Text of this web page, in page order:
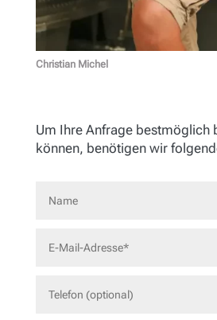
Christian Michel
Um Ihre Anfrage bestmöglich
können, benötigen wir